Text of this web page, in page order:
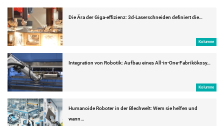
Die Ära der Giga-effizienz: 3d-Laserschneiden definiert die…
Kolumne
Integration von Robotik: Aufbau eines All-in-One-Fabrikökosy…
Kolumne
Humanoide Roboter in der Blechwelt: Wem sie helfen und
wann…